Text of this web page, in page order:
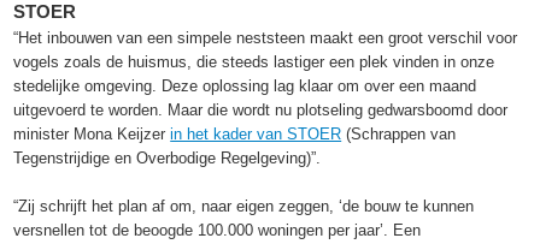
STOER
“Het inbouwen van een simpele neststeen maakt een groot verschil voor
vogels zoals de huismus, die steeds lastiger een plek vinden in onze
stedelijke omgeving. Deze oplossing lag klaar om over een maand
uitgevoerd te worden. Maar die wordt nu plotseling gedwarsboomd door
minister Mona Keijzerin het kader van STOER (Schrappen van
Tegenstrijdige en Overbodige Regelgeving)”.
“Zij schrijft het plan af om, naar eigen zeggen, ‘de bouw te kunnen
versnellen tot de beoogde 100.000 woningen per jaar’. Een